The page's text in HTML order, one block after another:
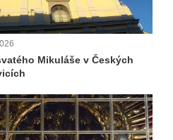
Křížová cesta Římov – IV. kaple – Pustá ves
cesta Římov – III. kaple – Stádní
cesta Římov – II. kaple – Poslední
cesta Římov – I. kaple – Loučení
s Pannou Marií
Mikuláše v Českých